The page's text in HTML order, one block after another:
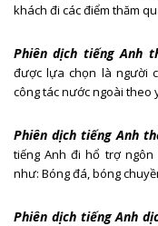
khách đi các điểm thăm
Phiên dịch tiếng Anh
được lựa chọn là người
công tác nước ngoài theo
Phiên dịch tiếng Anh
tiếng Anh đi hổ trợ ngôn
như: Bóng đá, bóng
Phiên dịch tiếng Anh